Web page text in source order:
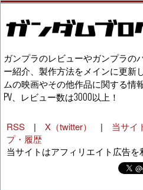
ガンプラのレビューやガンプラの
ー紹介、製作方法をメインに更新
ムの映画やその他作品に関する情
PV、レビュー数は3000以上！
RSS | X（twitter） | 当サイ
プ・履歴
当サイトはアフィリエイト広告を